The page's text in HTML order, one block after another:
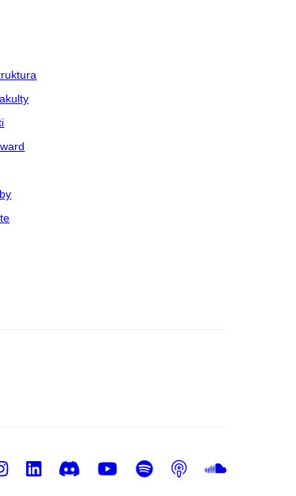
Instagram
LinkedIn
DiscordYoutube
Spotify
Podcast